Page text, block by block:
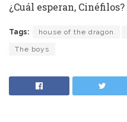
¿Cuál esperan, Cinéfilos?
Tags: house of the dragon
The boys